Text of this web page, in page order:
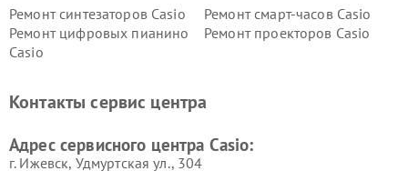
Ремонт синтезаторов Casio
Ремонт смарт-часов Casio
Ремонт цифровых пианино
Casio
Ремонт проекторов Casio
Контакты сервис центра
Адрес сервисного центра Casio:
г. Ижевск, Удмуртская ул., 304